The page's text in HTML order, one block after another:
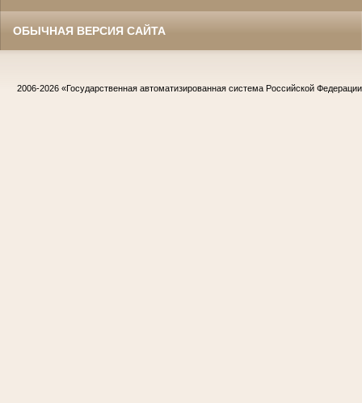
ОБЫЧНАЯ ВЕРСИЯ САЙТА
2006-2026 «Государственная автоматизированная система Российской